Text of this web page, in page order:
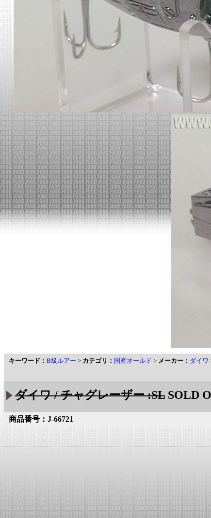
キーワード： B級ルアー > カテゴリ： 国産オールド > メーカー： ダイワ
ダイワ / チャグレーザー :SL SOLD
商品番号：J-66721